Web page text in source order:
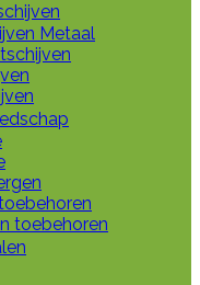
Metaal
toebehoren